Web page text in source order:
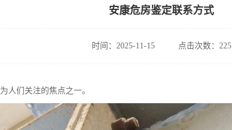
安康危房鉴定联系方式
时间：2025-11-15 点击次数：225
人们关注的焦点之一。